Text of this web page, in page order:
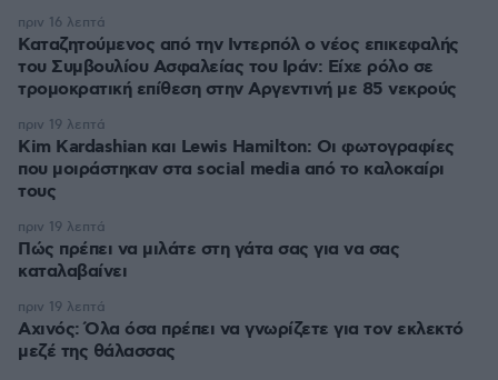
Καταζητούμενος από την Ιντερπόλ ο νέος επικεφαλής
του Συμβουλίου Ασφαλείας του Ιράν: Είχε ρόλο σε
τρομοκρατική επίθεση στην Αργεντινή με 85 νεκρούς
πριν 16 λεπτά
Kim Kardashian και Lewis Hamilton: Οι φωτογραφίες
που μοιράστηκαν στα social media από το καλοκαίρι
τους
πριν 19 λεπτά
Πώς πρέπει να μιλάτε στη γάτα σας για να σας
καταλαβαίνει
πριν 19 λεπτά
Αχινός: Όλα όσα πρέπει να γνωρίζετε για τον εκλεκτό
μεζέ της θάλασσας
πριν 19 λεπτά